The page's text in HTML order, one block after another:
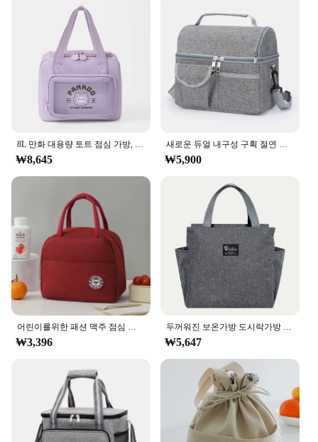
substantial meal, snacks, and even a water bottle
without worrying about space. The multiple
compartments keep your food items organized and
separate, ensuring that your meal stays fresh and
your snacks are easily accessible. Whether you're
heading to work, school, or an outdoor adventure,
this lunch bag is designed to meet your needs.
**Durable and Practical**
is built to last. The durable material withstands daily
wear and tear, making it a reliable choice for your
daily meal transportation. The sleek design is not
only stylish but also practical, with a secure zipper
closure to keep your food safe and secure. The
lightweight construction makes it easy to carry,
while the spacious interior caters to all your meal
storage needs.
**For Everyone, Everywhere**
This lunch bag is not just a product; it's a solution
for anyone looking for a practical and stylish way to
carry their meals. Whether you're a busy
professional, a student, or an outdoor enthusiast,
this lunch bag is the perfect companion for your
daily activities. It's also an excellent choice for
vendors and suppliers looking to offer a high-
quality product to their customers. With its versatile
design and ample storage, it's a set that's for sale
and ready to meet the needs of a wide range of
people.
8L 만화 대용량 토트 점심 가방, 피크닉 절연 도시락 가방, 학생 점심 가방, 휴대용 휴가 해변 점심 가방
₩8,645
새로운 듀얼 내구성 구획 절연 도시락 상자 대용량 누출 방지 쿨러 가방 다기능 점심 토트 남성 여성
₩5,900
어린이를위한 패션 맥주 점심 가방 대용량 토트 피크닉 음료 도시락 열 가방 휴대용 야외 사무실 음식 가방
₩3,396
두꺼워진 보온가방 도시락가방 양면포켓 아이스백 휴대용 도시락가방 보온도시락가방 1팩
₩5,647